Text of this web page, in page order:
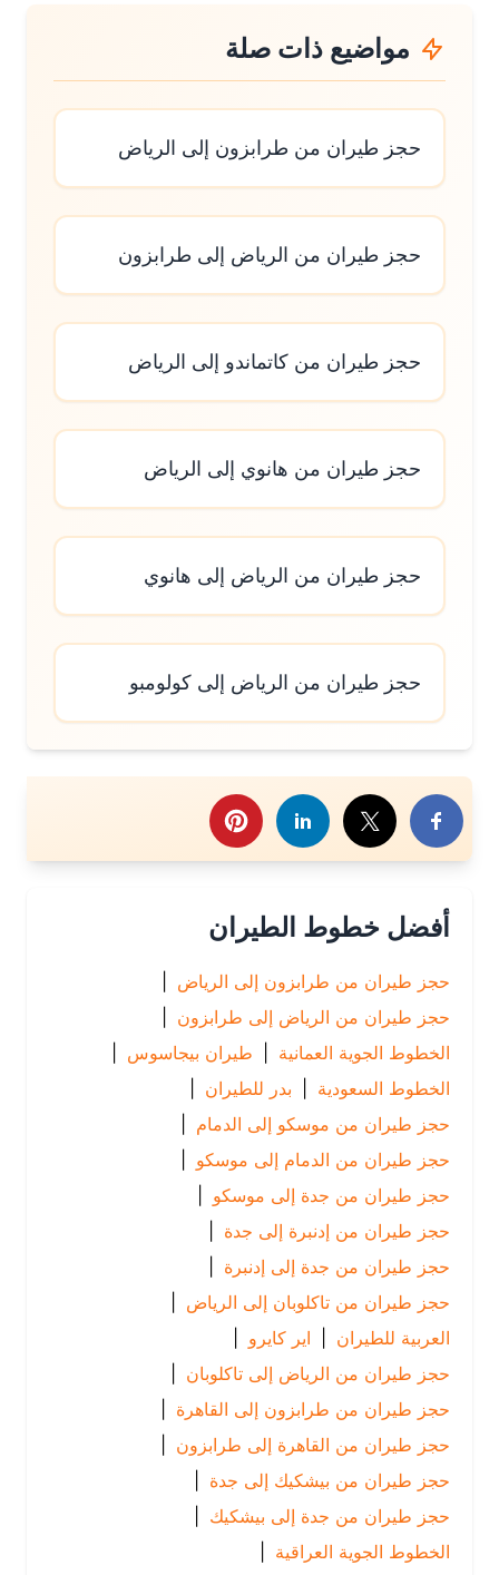
مواضيع ذات صلة
حجز طيران من طرابزون إلى الرياض
حجز طيران من الرياض إلى طرابزون
حجز طيران من كاتماندو إلى الرياض
حجز طيران من هانوي إلى الرياض
حجز طيران من الرياض إلى هانوي
حجز طيران من الرياض إلى كولومبو
هذا الموضوع
أفضل خطوط الطيران
حجز طيران من طرابزون إلى الرياض
|
حجز طيران من الرياض إلى طرابزون |
الخطوط الجوية العمانية | طيران بيجاسوس |
الخطوط السعودية | بدر للطيران |
حجز طيران من موسكو إلى الدمام
|
حجز طيران من الدمام إلى موسكو |
حجز طيران من جدة إلى موسكو |
حجز طيران من إدنبرة إلى جدة
حجز طيران من جدة إلى إدنبرة |
حجز طيران من تاكلوبان إلى الرياض
|
العربية للطيران | اير كايرو
|
حجز طيران من الرياض إلى تاكلوبان |
حجز طيران من طرابزون إلى القاهرة |
حجز طيران من القاهرة إلى طرابزون |
حجز طيران من بيشكيك إلى جدة
حجز طيران من جدة إلى بيشكيك |
الخطوط الجوية العراقية